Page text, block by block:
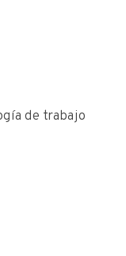
de trabajo